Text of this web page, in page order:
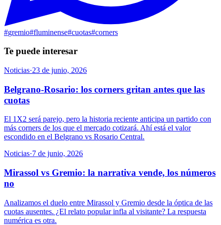
#gremio#fluminense#cuotas#corners
Te puede interesar
Noticias·23 de junio, 2026
Belgrano-Rosario: los corners gritan antes que las
cuotas
El 1X2 será parejo, pero la historia reciente anticipa un partido con
más corners de los que el mercado cotizará. Ahí está el valor
escondido en el Belgrano vs Rosario Central.
Noticias·7 de junio, 2026
Mirassol vs Gremio: la narrativa vende, los números
no
Analizamos el duelo entre Mirassol y Gremio desde la óptica de las
cuotas ausentes. ¿El relato popular infla al visitante? La respuesta
numérica es otra.